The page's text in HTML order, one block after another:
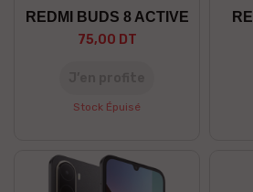
REDMI BUDS 8 ACTIVE
75,00 DT
Stock Épuisé